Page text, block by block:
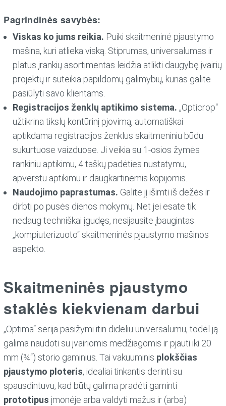
Pagrindinės savybės:
Viskas ko jums reikia. Puiki skaitmeninė pjaustymo
mašina, kuri atlieka viską. Stiprumas, universalumas ir
platus įrankių asortimentas leidžia atlikti daugybę įvairių
projektų ir suteikia papildomų galimybių, kurias galite
pasiūlyti savo klientams.
Registracijos ženklų aptikimo sistema. „Opticrop“
užtikrina tikslų kontūrinį pjovimą, automatiškai
aptikdama registracijos ženklus skaitmeniniu būdu
sukurtuose vaizduose. Ji veikia su 1-osios žymės
rankiniu aptikimu, 4 taškų padėties nustatymu,
apverstu aptikimu ir daugkartinėmis kopijomis.
Naudojimo paprastumas. Galite jį išimti iš dėžės ir
dirbti po pusės dienos mokymų. Net jei esate tik
nedaug techniškai įgudęs, nesijausite įbaugintas
„kompiuterizuoto“ skaitmeninės pjaustymo mašinos
aspekto.
Skaitmeninės pjaustymo
staklės kiekvienam darbui
„Optima“ serija pasižymi itin dideliu universalumu, todėl ją
galima naudoti su įvairiomis medžiagomis ir pjauti iki 20
mm (¾“) storio gaminius. Tai vakuuminis plokščias
pjaustymo ploteris, idealiai tinkantis derinti su
spausdintuvu, kad būtų galima pradėti gaminti
prototipus įmonėje arba valdyti mažus ir (arba)